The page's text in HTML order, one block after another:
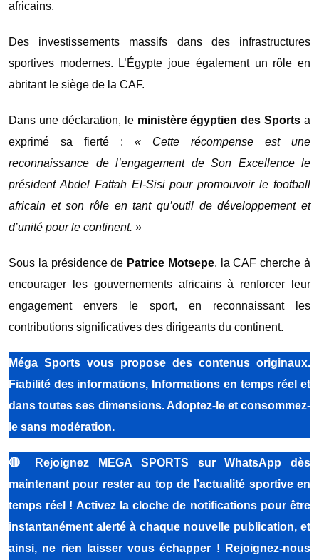
africains,
Des investissements massifs dans des infrastructures
sportives modernes. L’Égypte joue également un rôle en
abritant le siège de la CAF.
Dans une déclaration, le ministère égyptien des Sports a
exprimé sa fierté : « Cette récompense est une
reconnaissance de l’engagement de Son Excellence le
président Abdel Fattah El-Sisi pour promouvoir le football
africain et son rôle en tant qu’outil de développement et
d’unité pour le continent. »
Sous la présidence de Patrice Motsepe, la CAF cherche à
encourager les gouvernements africains à renforcer leur
engagement envers le sport, en reconnaissant les
contributions significatives des dirigeants du continent.
Méga Sports vous propose des contenus originaux.
Fiabilité des informations, Informations en temps réel et
dans toutes ses dimensions. Adoptez-le et consommez-
le sans modération.
🔴
Rejoignez MEGA SPORTS sur WhatsApp dès
maintenant pour rester au top de l’actualité sportive en
temps réel ! Activez la cloche de notifications pour être
instantanément alerté à chaque nouvelle publication, et
ainsi, ne rien laisser vous échapper ! Rejoignez-nous